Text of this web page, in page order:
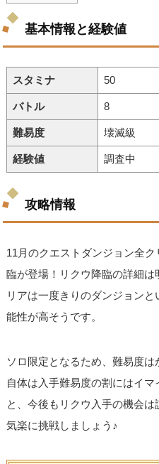
基本情報と経験値
スタミナ 50
バトル 8
難易度 壊滅級
経験値 調査中
攻略情報
11月のクエストダンジョン全
臨が登場！リクウ降臨の詳細
リアは一度きりのダンジョン
能性が高そうです。
ソロ限定となるため、難易度
自体は入手難易度の割にはイ
と、今後もリクウ入手の機会は
気楽に挑戦しましょう♪